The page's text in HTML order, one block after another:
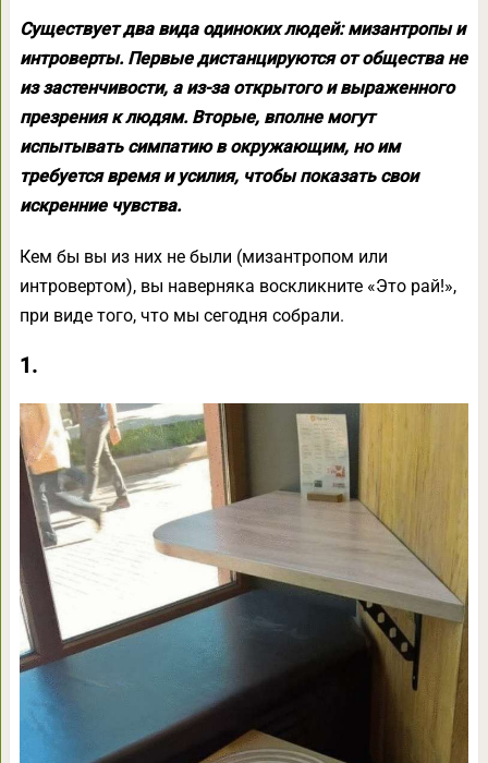
Существует два вида одиноких людей: мизантропы и
интроверты. Первые дистанцируются от общества не
из застенчивости, а из-за открытого и выраженного
презрения к людям. Вторые, вполне могут
испытывать симпатию в окружающим, но им
требуется время и усилия, чтобы показать свои
искренние чувства.
Кем бы вы из них не были (мизантропом или
интровертом), вы наверняка воскликните «Это рай!»,
при виде того, что мы сегодня собрали.
1.